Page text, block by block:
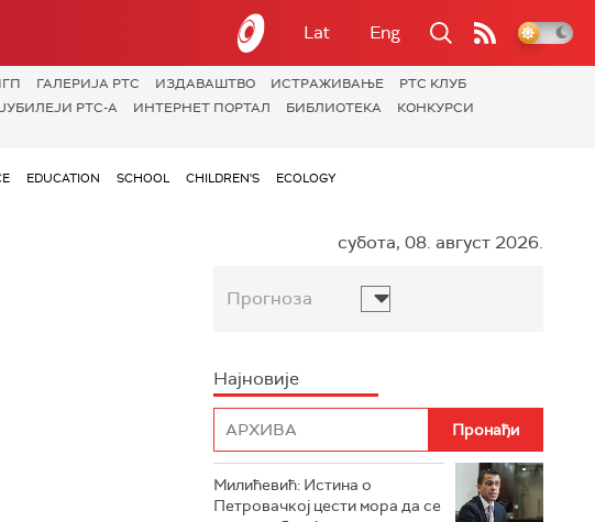
Lat Eng
ГАЛЕРИЈА РТС ИЗДАВАШТВО ИСТРАЖИВАЊЕ
РТС КЛУБ
ЈУБИЛЕЈИ РТС-А ИНТЕРНЕТ ПОРТАЛ БИБЛИОТЕКА
КОНКУРСИ
EDUCATION SCHOOL CHILDREN'S ECOLOGY
субота, 08. август 2026.
Прогноза
Најновије
Милићевић: Истина о
Петровачкој цести мора да се